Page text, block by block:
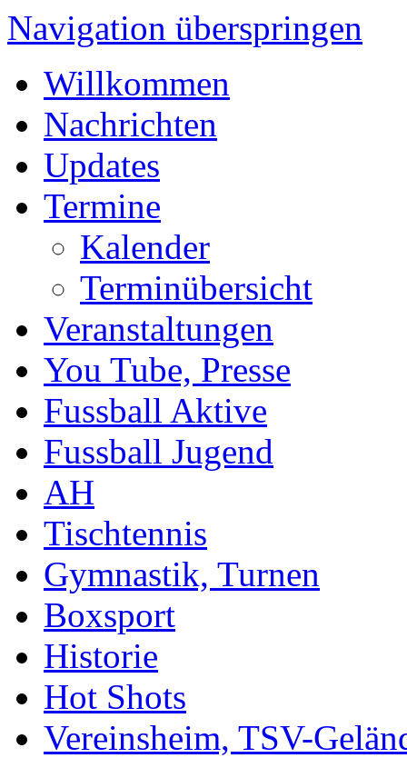
Navigation überspringen
Willkommen
Nachrichten
Updates
Termine
Kalender
Terminübersicht
Veranstaltungen
You Tube, Presse
Fussball Aktive
Fussball Jugend
AH
Tischtennis
Gymnastik, Turnen
Boxsport
Historie
Hot Shots
Vereinsheim, TSV-